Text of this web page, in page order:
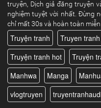
truyện, Dịch giả đăng truyện
nghiệm tuyệt vời nhất. Đừng
chỉ mất 30s và hoàn toàn miễn
Truyện tranh Truyen
Truyện tranh hot
Truyện
Manhwa
Manga
vlogtruyen